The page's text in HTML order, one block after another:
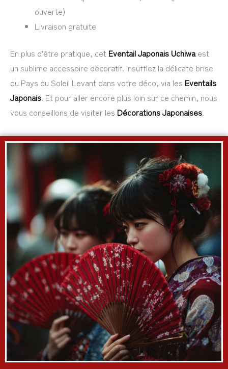
ouverte)
Livraison gratuite
En plus d’être pratique, cet Eventail Japonais Uchiwaest
un sublime accessoire décoratif. Insufflez la délicate brise
du Pays du Soleil Levant dans votre déco, via les Eventails
Japonais. Et pour aller encore plus loin sur ce chemin, nous
vous conseillons de visiter les Décorations Japonaises.